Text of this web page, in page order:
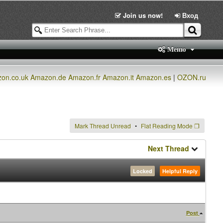
Join us now! Вход
Меню
Amazon.de Amazon.fr Amazon.it Amazon.es |OZON.ru
Mark Thread Unread Flat Reading Mode❐
Next Thread
Helpful Reply
Locked
Post